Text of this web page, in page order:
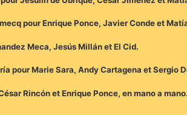
pour Enrique Ponce, Javier Conde et
Meca, Jesús Millán et El Cid.
pour Marie Sara, Andy Cartagena et Sergio
Rincón et Enrique Ponce, en mano a mano.